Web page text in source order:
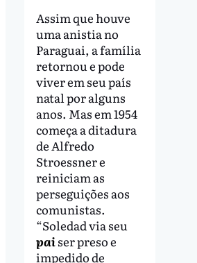
Assim que houve
uma anistia no
Paraguai, a família
retornou e pode
viver em seu país
natal por alguns
anos. Mas em 1954
começa a ditadura
de Alfredo
Stroessner e
reiniciam as
perseguições aos
comunistas.
“Soledad via seu
paiser preso e
impedido de